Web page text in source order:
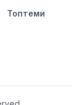
Топтеми